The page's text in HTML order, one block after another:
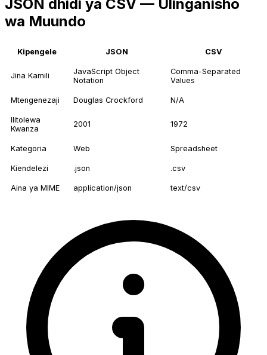
JSON dhidi ya CSV — Ulinganisho
wa Muundo
Kipengele JSON CSV
Jina Kamili
JavaScript Object
Notation
Comma-Separated
Values
Mtengenezaji Douglas Crockford N/A
Ilitolewa
Kwanza
2001 1972
Kategoria Web Spreadsheet
Kiendelezi .json .csv
Aina ya MIME application/json text/csv